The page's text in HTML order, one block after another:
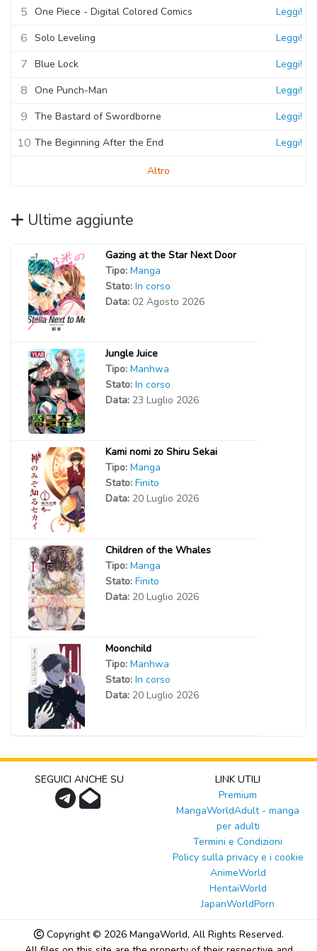
5 One Piece - Digital Colored Comics Leggi!
6 Solo Leveling Leggi!
7 Blue Lock Leggi!
8 One Punch-Man Leggi!
9 The Bastard of Swordborne Leggi!
10 The Beginning After the End Leggi!
Altro
Ultime aggiunte
Gazing at the Star Next Door
Tipo: Manga
Stato: In corso
Data: 02 Agosto 2026
Jungle Juice
Tipo: Manhwa
Stato: In corso
Data: 23 Luglio 2026
Kami nomi zo Shiru Sekai
Tipo: Manga
Stato: Finito
Data: 20 Luglio 2026
Children of the Whales
Tipo: Manga
Stato: Finito
Data: 20 Luglio 2026
Moonchild
Tipo: Manhwa
Stato: In corso
Data: 20 Luglio 2026
SEGUICI ANCHE SU
LINK UTILI
Premium
MangaWorldAdult - manga
per adulti
Termini e Condizioni
Policy sulla privacy e i cookie
AnimeWorld
HentaiWorld
JapanWorldPorn
Copyright © 2026 MangaWorld, All Rights Reserved.